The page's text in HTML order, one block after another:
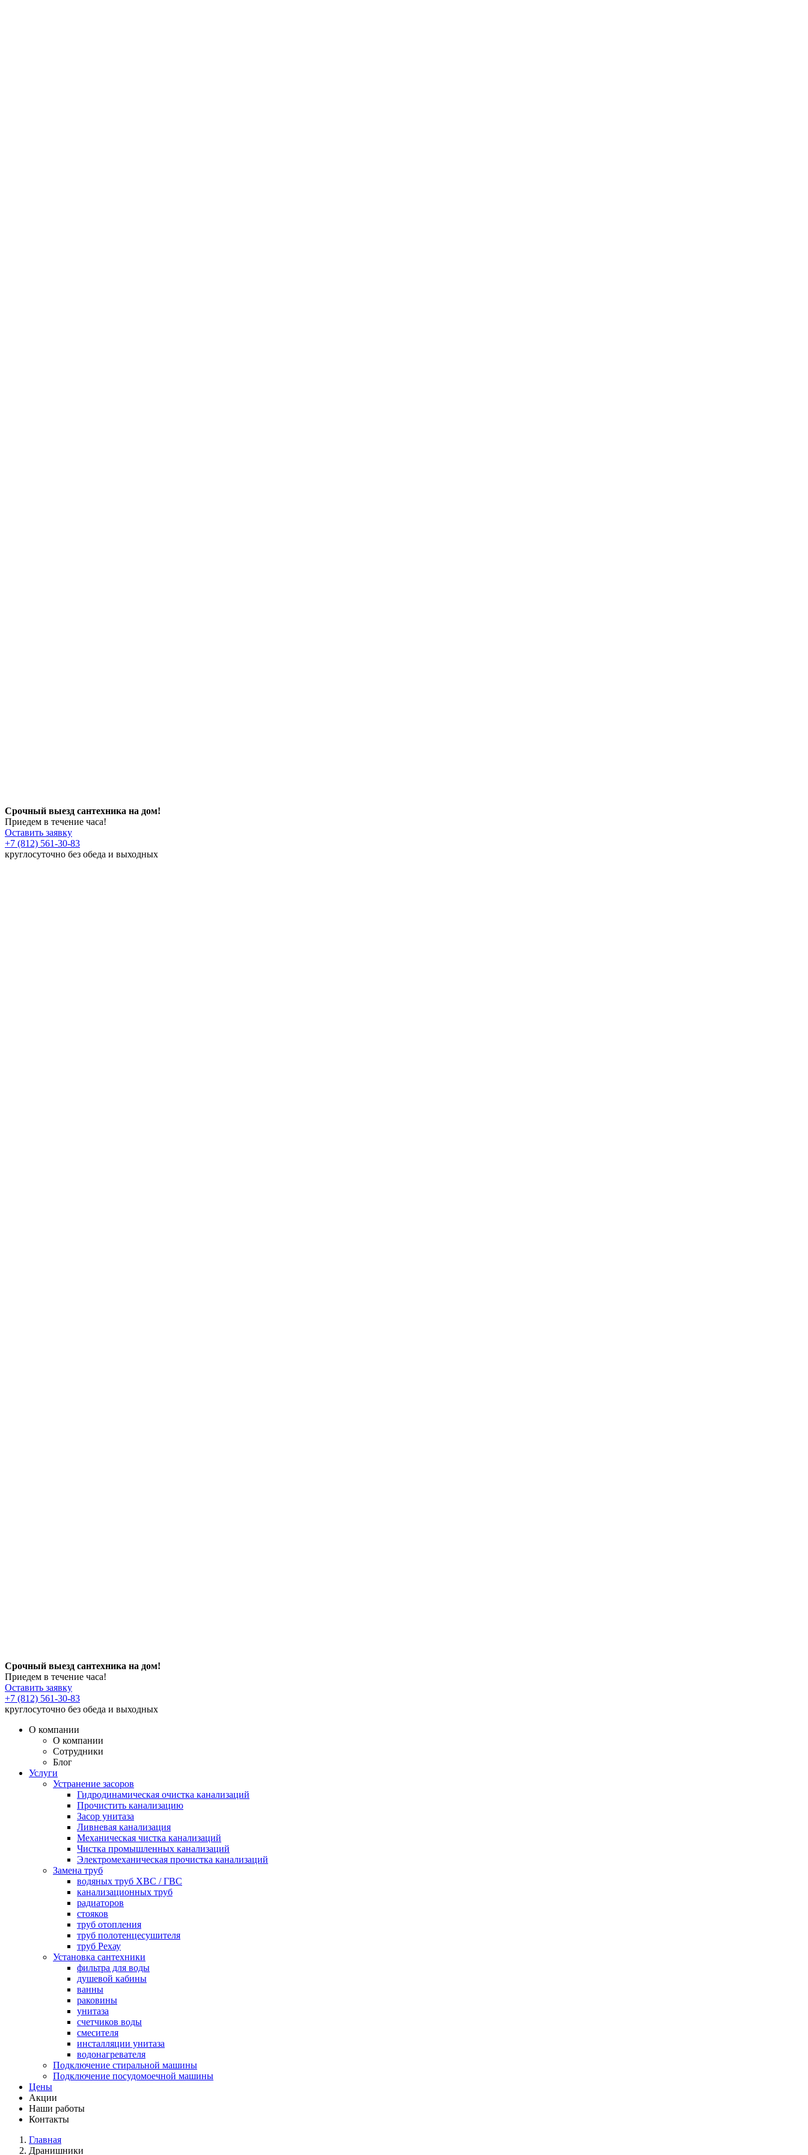
Срочный выезд сантехника на дом!
Приедем в течение часа!
Оставить заявку
+7 (812) 561-30-83
круглосуточно без обеда и выходных
Срочный выезд сантехника на дом!
Приедем в течение часа!
Оставить заявку
+7 (812) 561-30-83
круглосуточно без обеда и выходных
О компании
О компании
Сотрудники
Блог
Услуги
Устранение засоров
Гидродинамическая очистка канализаций
Прочистить канализацию
Засор унитаза
Ливневая канализация
Механическая чистка канализаций
Чистка промышленных канализаций
Электромеханическая прочистка канализаций
Замена труб
водяных труб ХВС / ГВС
канализационных труб
радиаторов
стояков
труб отопления
труб полотенцесушителя
труб Рехау
Установка сантехники
фильтра для воды
душевой кабины
ванны
раковины
унитаза
счетчиков воды
смесителя
инсталляции унитаза
водонагревателя
Подключение стиральной машины
Подключение посудомоечной машины
Цены
Акции
Наши работы
Контакты
Главная
Дранишники